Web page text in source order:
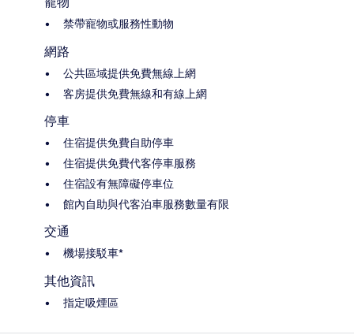
禁帶寵物或服務性動物
網路
公共區域提供免費無線上網
客房提供免費無線和有線上網
停車
住宿提供免費自助停車
住宿提供免費代客停車服務
住宿設有無障礙停車位
館內自助與代客泊車服務數量有限
交通
機場接駁車*
其他資訊
指定吸煙區